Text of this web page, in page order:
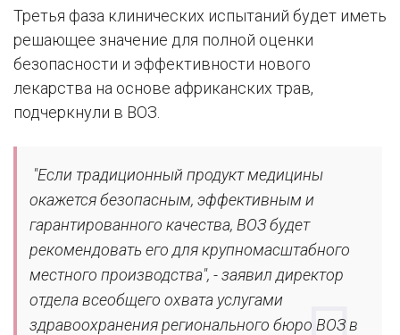
Третья фаза клинических испытаний будет иметь
решающее значение для полной оценки
безопасности и эффективности нового
лекарства на основе африканских трав,
подчеркнули в ВОЗ.
"Если традиционный продукт медицины
окажется безопасным, эффективным и
гарантированного качества, ВОЗ будет
рекомендовать его для крупномасштабного
местного производства", - заявил директор
отдела всеобщего охвата услугами
здравоохранения регионального бюро ВОЗ в